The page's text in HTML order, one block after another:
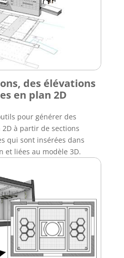
des élévations
en plan 2D
pour générer des
à partir de sections
qui sont insérées dans
et liées au modèle 3D.